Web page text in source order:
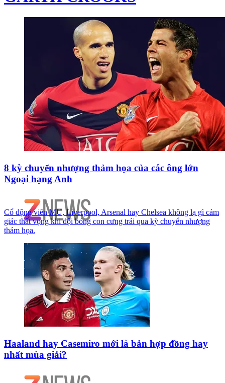
8 kỳ chuyển nhượng thảm họa của các ông lớn
Ngoại hạng Anh
Cổ động viên MU, Liverpool, Arsenal hay Chelsea không lạ gì cảm
giác thất vọng khi đội bóng con cưng trải qua kỳ chuyển nhượng
thảm họa.
Haaland hay Casemiro mới là bản hợp đồng hay
nhất mùa giải?